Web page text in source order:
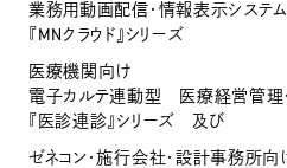
業務用動画配信・情報表示システム
『MNクラウド』シリーズ
医療機関向け
電子カルテ連動型 医療経営管理
『医診連診』シリーズ 及び
ゼネコン・施行会社・設計事務所向